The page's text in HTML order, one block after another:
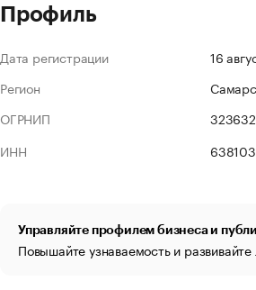
Профиль
Дата регистрации
16
Регион
ОГРНИП
ИНН
Управляйте профилем бизнеса и
Повышайте узнаваемость и